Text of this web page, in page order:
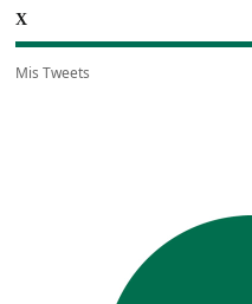
X
Mis Tweets